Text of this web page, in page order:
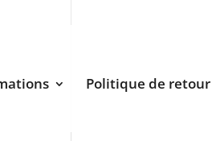
Politique de retour